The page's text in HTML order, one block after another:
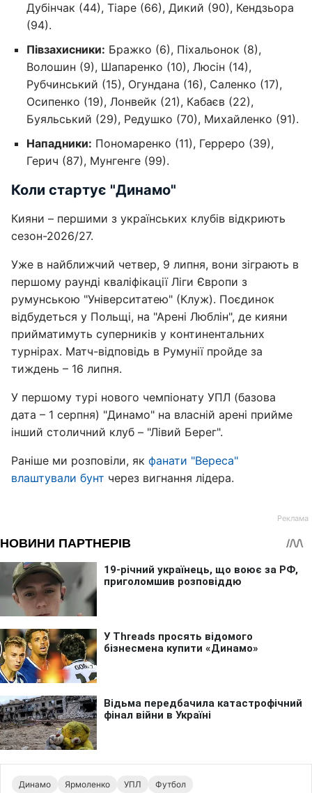
Дубінчак (44), Тіаре (66), Дикий (90), Кендзьора
(94).
Півзахисники: Бражко (6), Піхальонок (8),
Волошин (9), Шапаренко (10), Люсін (14),
Рубчинський (15), Огундана (16), Саленко (17),
Осипенко (19), Лонвейк (21), Кабаєв (22),
Буяльський (29), Редушко (70), Михайленко (91).
Нападники: Пономаренко (11), Герреро (39),
Герич (87), Мунгенге (99).
Коли стартує "Динамо"
Кияни – першими з українських клубів відкриють
сезон-2026/27.
Уже в найближчий четвер, 9 липня, вони зіграють в
першому раунді кваліфікації Ліги Європи з
румунською "Університатею" (Клуж). Поєдинок
відбудеться у Польщі, на "Арені Люблін", де кияни
прийматимуть суперників у континентальних
турнірах. Матч-відповідь в Румунії пройде за
тиждень – 16 липня.
У першому турі нового чемпіонату УПЛ (базова
дата – 1 серпня) "Динамо" на власній арені прийме
інший столичний клуб – "Лівий Берег".
Раніше ми розповіли, як фанати "Вереса"
влаштували бунт через вигнання лідера.
Динамо Ярмоленко УПЛ Футбол